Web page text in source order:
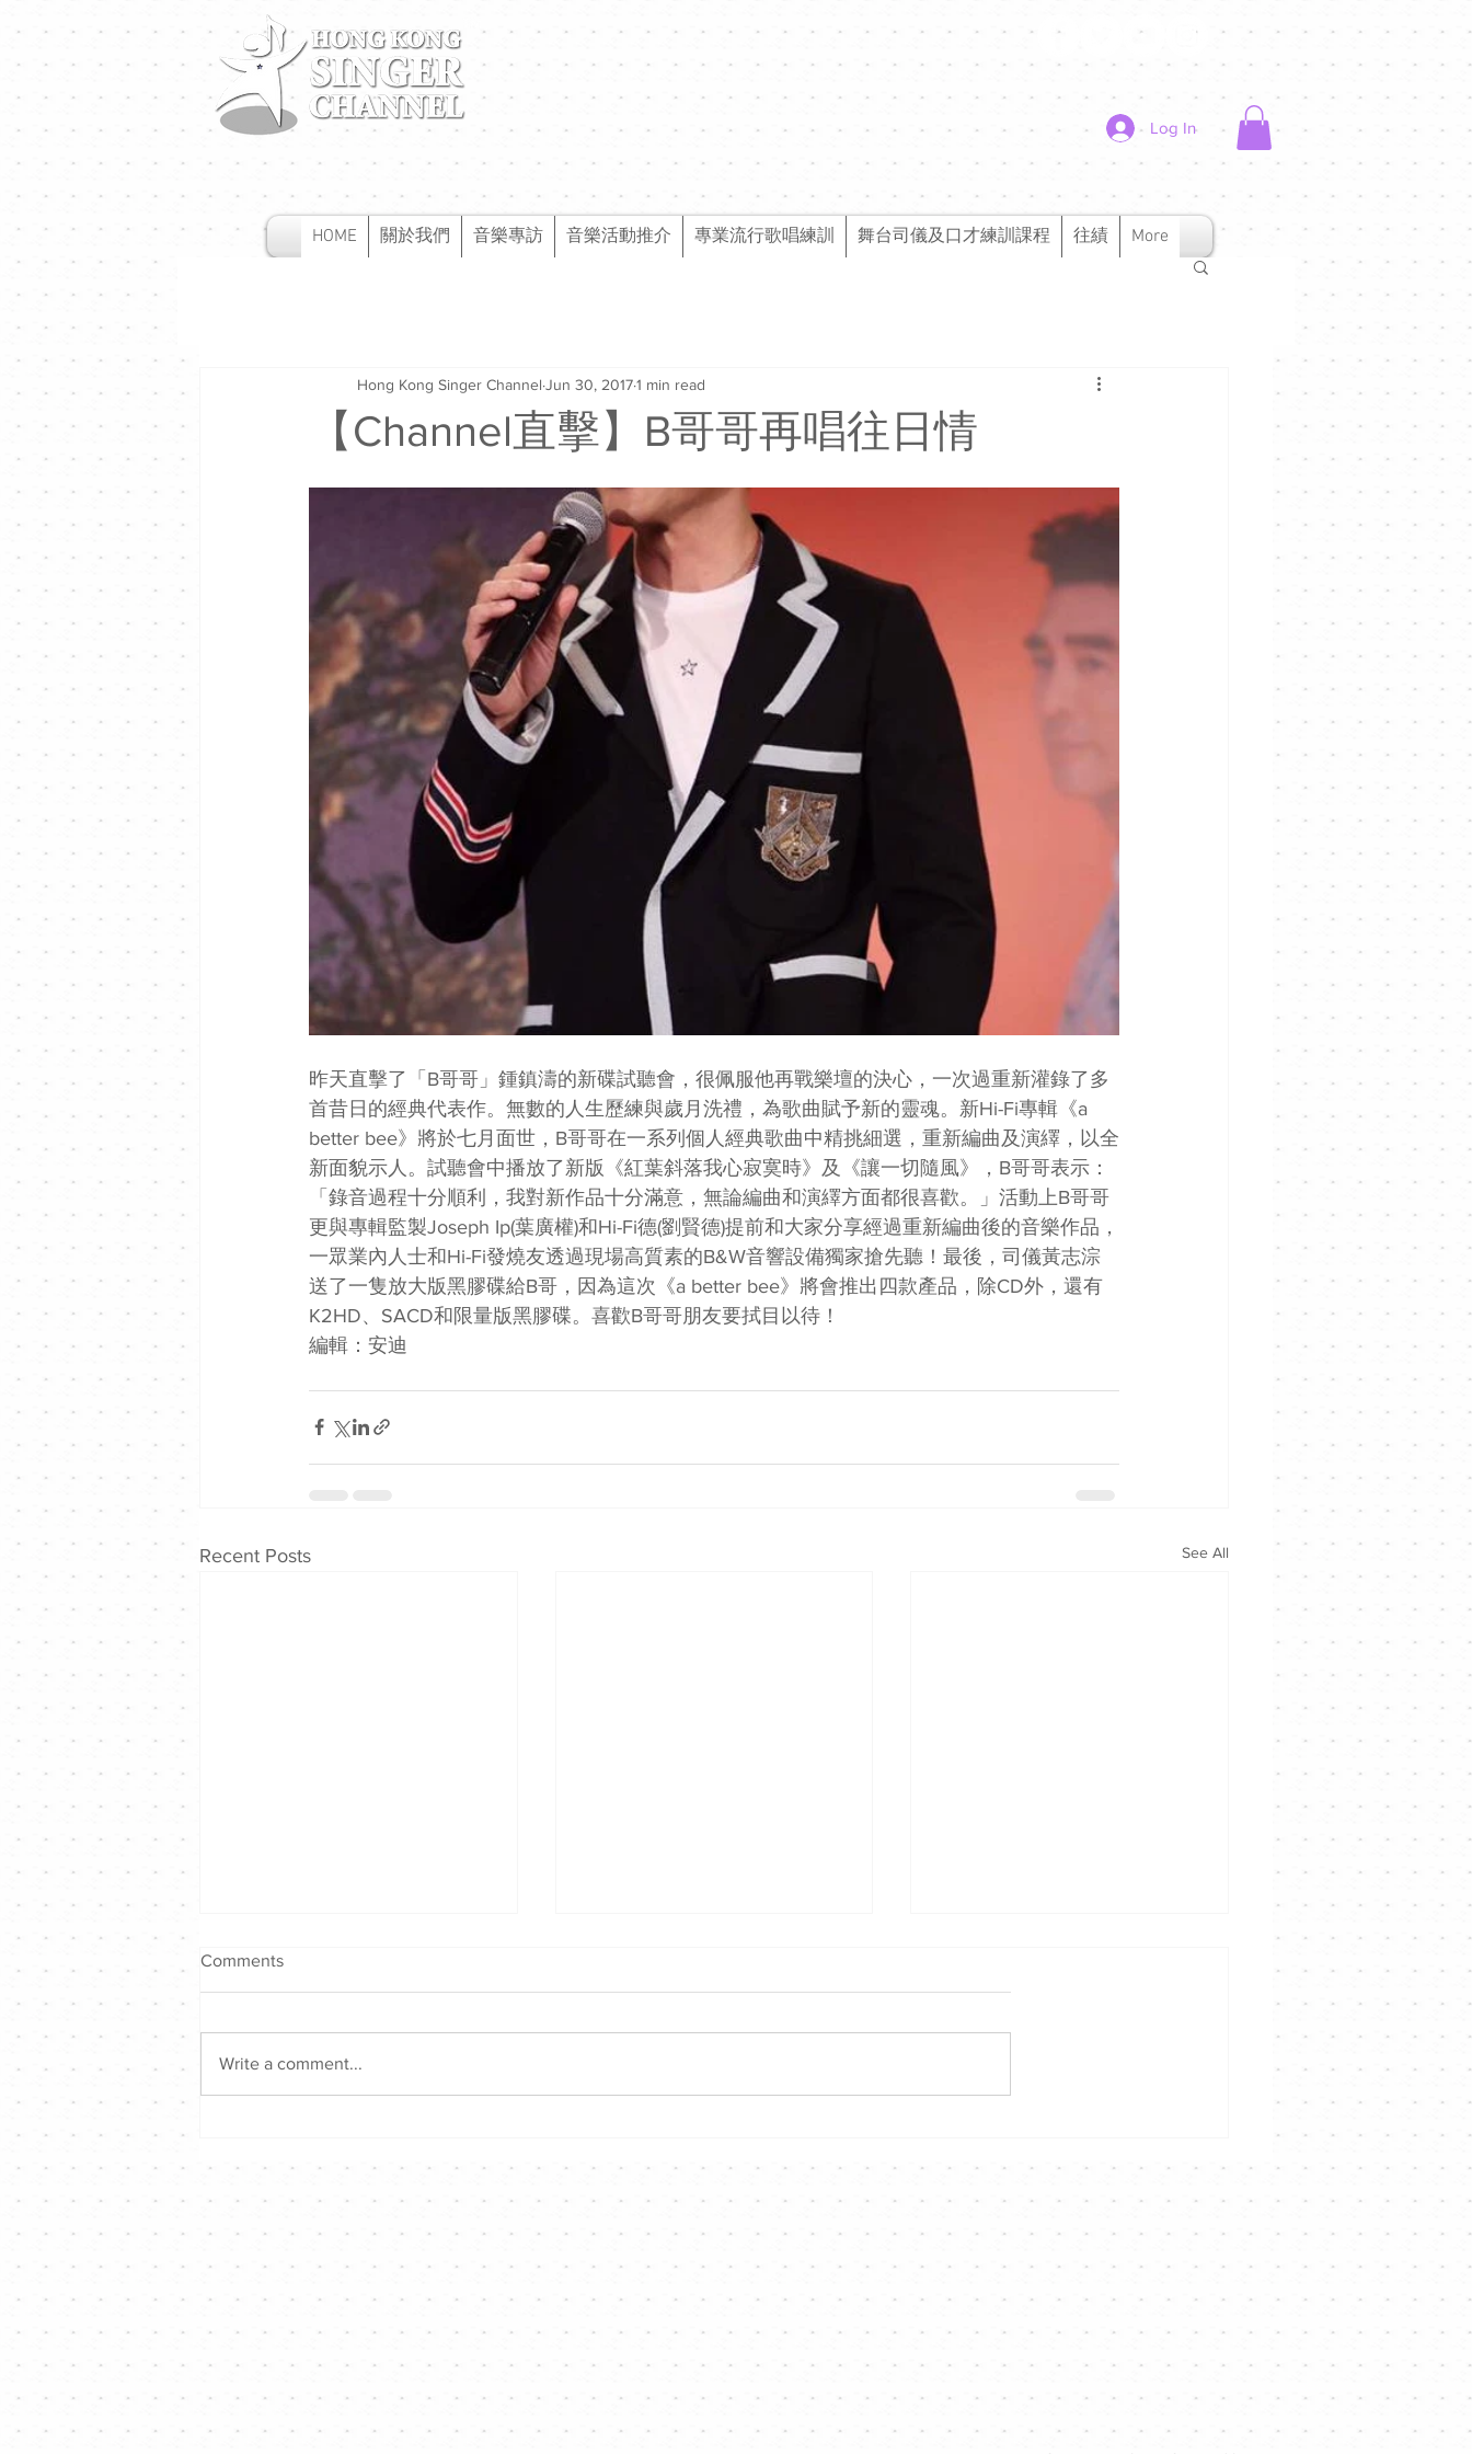
Log In
HOME 關於我們 音樂專訪 音樂活動推介 專業流行歌唱練訓 舞台司儀及口才練訓課程 往績 More
【Channel直擊】B哥哥再唱往日情
Hong Kong Singer Channel Jun 30, 20171 min read
昨天直擊了「B哥哥」鍾鎮濤的新碟試聽會，很佩服他再戰樂壇的決心，一次過重新灌錄了多
首昔日的經典代表作。無數的人生歷練與歲月洗禮，為歌曲賦予新的靈魂。新Hi-Fi專輯《a
better bee》將於七月面世，B哥哥在一系列個人經典歌曲中精挑細選，重新編曲及演繹，以全
新面貌示人。試聽會中播放了新版《紅葉斜落我心寂寞時》及《讓一切隨風》，B哥哥表示：
「錄音過程十分順利，我對新作品十分滿意，無論編曲和演繹方面都很喜歡。」活動上B哥哥
更與專輯監製Joseph Ip(葉廣權)和Hi-Fi德(劉賢德)提前和大家分享經過重新編曲後的音樂作品，
一眾業內人士和Hi-Fi發燒友透過現場高質素的B&W音響設備獨家搶先聽！最後，司儀黃志淙
送了一隻放大版黑膠碟給B哥，因為這次《a better bee》將會推出四款產品，除CD外，還有
K2HD、SACD和限量版黑膠碟。喜歡B哥哥朋友要拭目以待！
編輯：安迪
Recent Posts See All
Comments
Write a comment...